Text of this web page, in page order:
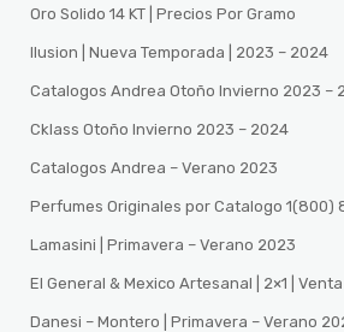
Oro Solido 14 KT | Precios Por Gramo
Ilusion | Nueva Temporada | 2023 – 2024
Catalogos Andrea Otoño Invierno 2023 –
Cklass Otoño Invierno 2023 – 2024
Catalogos Andrea – Verano 2023
Perfumes Originales por Catalogo 1(800)
Lamasini | Primavera – Verano 2023
El General & Mexico Artesanal | 2×1 |
Danesi – Montero | Primavera – Verano